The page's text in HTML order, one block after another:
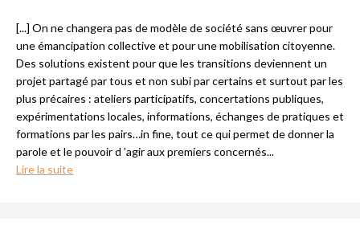
[...] On ne changera pas de modèle de société sans œuvrer pour
une émancipation collective et pour une mobilisation citoyenne.
Des solutions existent pour que les transitions deviennent un
projet partagé par tous et non subi par certains et surtout par les
plus précaires : ateliers participatifs, concertations publiques,
expérimentations locales, informations, échanges de pratiques et
formations par les pairs…in fine, tout ce qui permet de donner la
parole et le pouvoir d ’agir aux premiers concernés...
Lire la suite